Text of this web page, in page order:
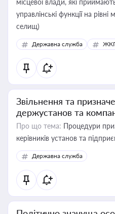
місцевої влади, які
управлінські функції на
селищ)
Державна служба
Звільнення та
держустанов та
Про що тема: Процедури
керівників установ та
Державна служба